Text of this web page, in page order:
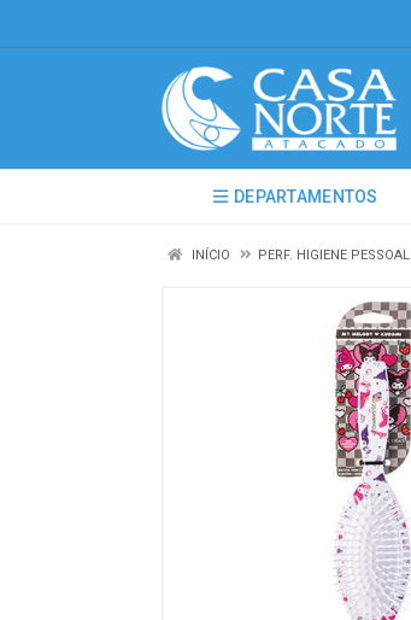
DEPARTAMENTOS
INÍCIO PERF. HIGIENE PESSOAL